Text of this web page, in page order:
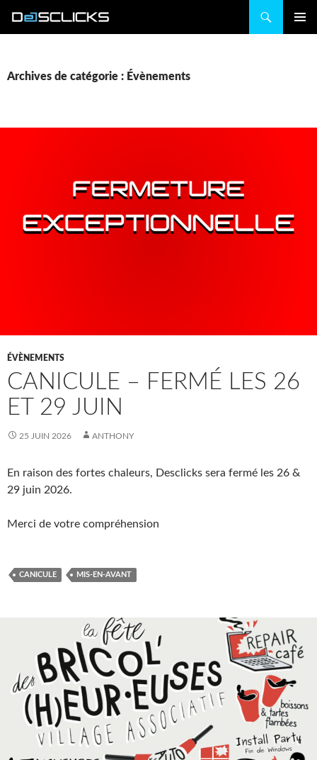
Archives de catégorie : Évènements
ÉVÈNEMENTS
CANICULE – FERMÉ LES 26
ET 29 JUIN
25 JUIN 2026 ANTHONY
En raison des fortes chaleurs, Desclicks sera fermé les 26 &
29 juin 2026.
Merci de votre compréhension
CANICULE MIS-EN-AVANT